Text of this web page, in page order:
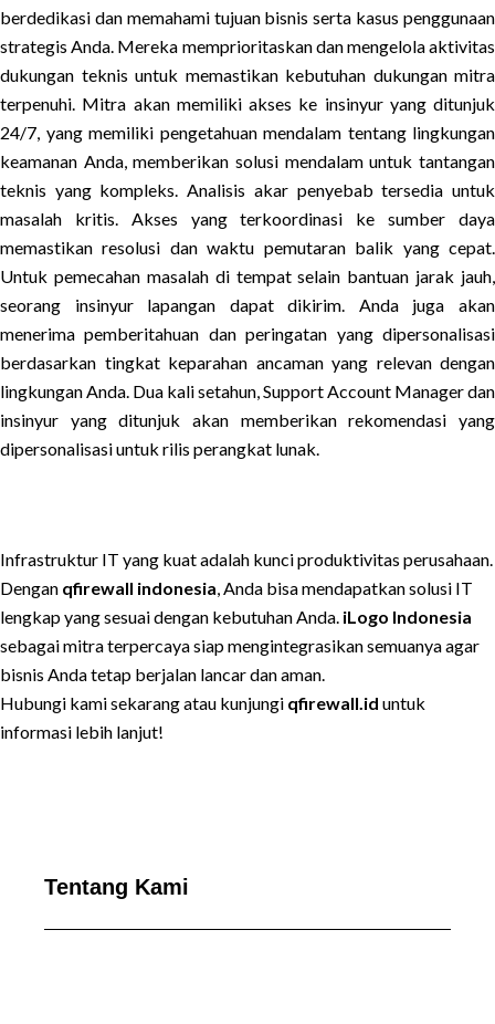
berdedikasi dan memahami tujuan bisnis serta kasus penggunaan
strategis Anda. Mereka memprioritaskan dan mengelola aktivitas
dukungan teknis untuk memastikan kebutuhan dukungan mitra
terpenuhi. Mitra akan memiliki akses ke insinyur yang ditunjuk
24/7, yang memiliki pengetahuan mendalam tentang lingkungan
keamanan Anda, memberikan solusi mendalam untuk tantangan
teknis yang kompleks. Analisis akar penyebab tersedia untuk
masalah kritis. Akses yang terkoordinasi ke sumber daya
memastikan resolusi dan waktu pemutaran balik yang cepat.
Untuk pemecahan masalah di tempat selain bantuan jarak jauh,
seorang insinyur lapangan dapat dikirim. Anda juga akan
menerima pemberitahuan dan peringatan yang dipersonalisasi
berdasarkan tingkat keparahan ancaman yang relevan dengan
lingkungan Anda. Dua kali setahun, Support Account Manager dan
insinyur yang ditunjuk akan memberikan rekomendasi yang
dipersonalisasi untuk rilis perangkat lunak.
Infrastruktur IT yang kuat adalah kunci produktivitas perusahaan.
Dengan qfirewall indonesia, Anda bisa mendapatkan solusi IT
lengkap yang sesuai dengan kebutuhan Anda. iLogo Indonesia
sebagai mitra terpercaya siap mengintegrasikan semuanya agar
bisnis Anda tetap berjalan lancar dan aman.
Hubungi kami sekarang atau kunjungi qfirewall.id untuk
informasi lebih lanjut!
Tentang Kami